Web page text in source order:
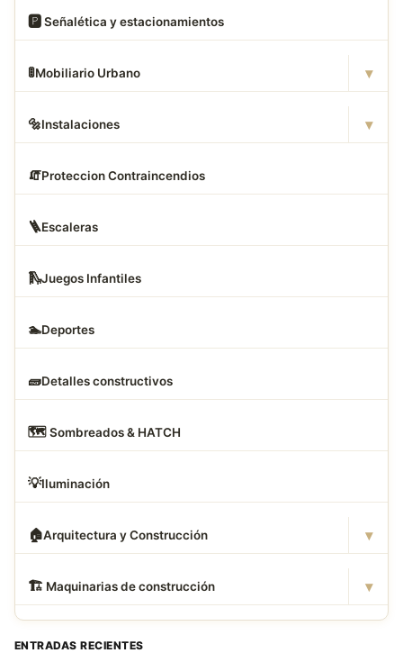
🅿️ Señalética y estacionamientos
🚦Mobiliario Urbano ▾
🔩Instalaciones ▾
🧯Proteccion Contraincendios
🪜Escaleras
🛝Juegos Infantiles
🏊Deportes
🧱Detalles constructivos
🗺️ Sombreados & HATCH
💡Iluminación
🏠Arquitectura y Construcción ▾
🏗 ️ Maquinarias de construcción ▾
ENTRADAS RECIENTES